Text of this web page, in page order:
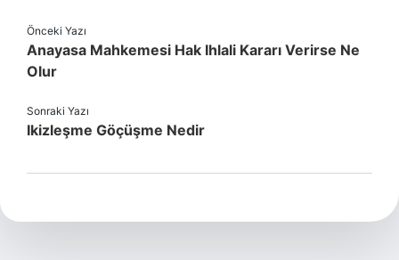
Önceki Yazı
Anayasa Mahkemesi Hak Ihlali Kararı Verirse Ne
Olur
Sonraki Yazı
Ikizleşme Göçüşme Nedir